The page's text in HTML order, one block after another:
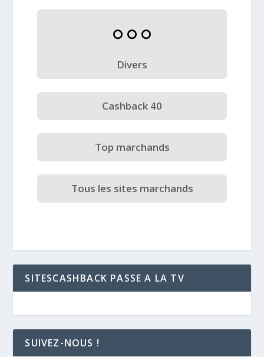
Divers
Cashback 40
Top marchands
Tous les sites marchands
SITESCASHBACK PASSE A LA TV
SUIVEZ-NOUS !